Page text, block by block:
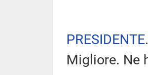
PRESIDENTE
Migliore. Ne